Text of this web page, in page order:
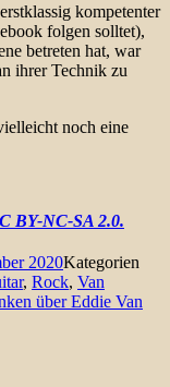
kompetenter
folgen solltet),
betreten hat, war
ihrer Technik zu
noch eine
BY-NC-SA 2.0.
2020Kategorien
, Rock, Van
über Eddie Van